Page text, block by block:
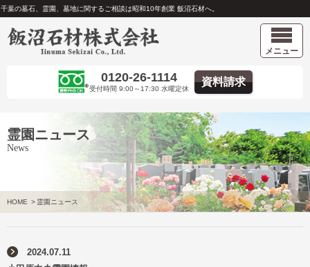
千葉の墓石、霊園、墓地に関するご相談は昭和10年創業 飯沼石材へ。
メニュー
0120-26-1114
受付時間 9:00～17:30 水曜定休
資料請求
霊園ニュース
News
HOME > 霊園ニュース
2024.07.11